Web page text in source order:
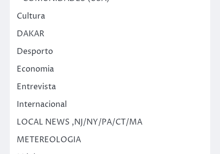
Cultura
DAKAR
Desporto
Economia
Entrevista
Internacional
LOCAL NEWS ,NJ/NY/PA/CT/MA
METEREOLOGIA